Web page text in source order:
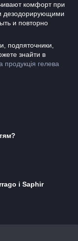
комфорт при
дезодорирующими
и повторно
подпяточники,
знайти в
продукція гелева
і Saphir